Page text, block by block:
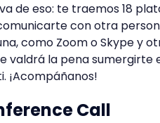
de eso: te traemos 18
con otra
como Zoom o Skype y
valdrá la pena
¡Acompáñanos!
Call